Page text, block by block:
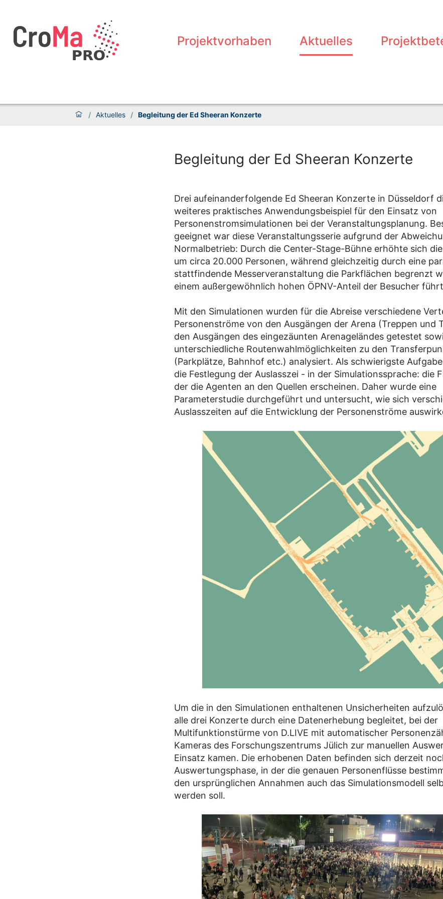
Projektvorhaben Aktuelles
/ Aktuelles / Begleitung der Ed Sheeran Konzerte
Begleitung der Ed Sheeran Konzerte
Drei aufeinanderfolgende Ed Sheeran Konzerte in Düsseldorf
weiteres praktisches Anwendungsbeispiel für den Einsatz von
Personenstromsimulationen bei der Veranstaltungsplanung.
geeignet war diese Veranstaltungsserie aufgrund der
Normalbetrieb: Durch die Center-Stage-Bühne erhöhte sich
um circa 20.000 Personen, während gleichzeitig durch eine
stattfindende Messerveranstaltung die Parkflächen begrenzt
einem außergewöhnlich hohen ÖPNV-Anteil der Besucher
Mit den Simulationen wurden für die Abreise verschiedene
Personenströme von den Ausgängen der Arena (Treppen und
den Ausgängen des eingezäunten Arenageländes getestet
unterschiedliche Routenwahlmöglichkeiten zu den
(Parkplätze, Bahnhof etc.) analysiert. Als schwierigste
die Festlegung der Auslasszei - in der Simulationssprache: die
der die Agenten an den Quellen erscheinen. Daher wurde eine
Parameterstudie durchgeführt und untersucht, wie sich
Auslasszeiten auf die Entwicklung der Personenströme
Um die in den Simulationen enthaltenen Unsicherheiten
alle drei Konzerte durch eine Datenerhebung begleitet, bei der
Multifunktionstürme von D.LIVE mit automatischer
Kameras des Forschungszentrums Jülich zur manuellen
Einsatz kamen. Die erhobenen Daten befinden sich derzeit
Auswertungsphase, in der die genauen Personenflüsse
den ursprünglichen Annahmen auch das Simulationsmodell
werden soll.